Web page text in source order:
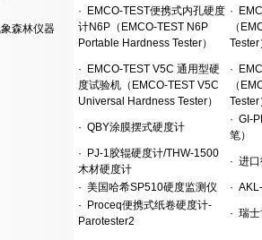
森林仪器
· EMCO-TEST便携式内孔硬度
计N6P（EMCO-TEST N6P
Portable Hardness Tester）
·
（
Tester
· EMCO-TEST V5C 通用型硬
度试验机（EMCO-TEST V5C
Universal Hardness Tester）
·
（
· QBY涂膜摆式硬度计
· GI-
笔）
· PJ-1胶辊硬度计/THW-1500
木材硬度计
· 进
· 美国哈希SP510硬度监测仪 ·
· Proceq便携式纸卷硬度计-
Parotester2
· 瑞